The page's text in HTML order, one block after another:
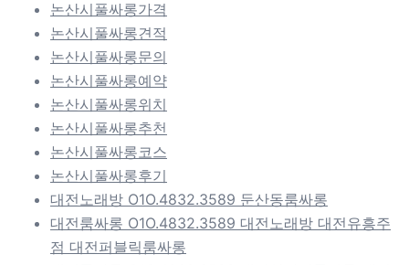
논산시풀싸롱가격
논산시풀싸롱견적
논산시풀싸롱문의
논산시풀싸롱예약
논산시풀싸롱위치
논산시풀싸롱추천
논산시풀싸롱코스
논산시풀싸롱후기
대전노래방 O1O.4832.3589 둔산동룸싸롱
대전룸싸롱 O1O.4832.3589 대전노래방 대전유흥주
점 대전퍼블릭룸싸롱